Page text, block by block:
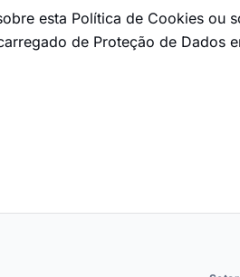
esta Política de Cookies ou
de Proteção de Dados